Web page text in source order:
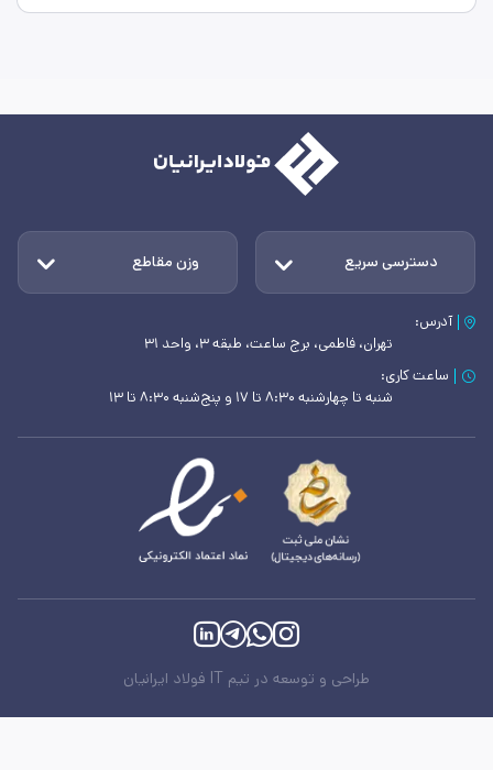
دسترسی سریع وزن مقاطع
آدرس:
تهران، فاطمی، برج ساعت، طبقه ۳، واحد ۳۱
ساعت کاری:
شنبه تا چهارشنبه ۸:۳۰ تا ۱۷ و پنج‌شنبه ۸:۳۰ تا ۱۳
طراحی و توسعه در تیم IT فولاد ایرانیان